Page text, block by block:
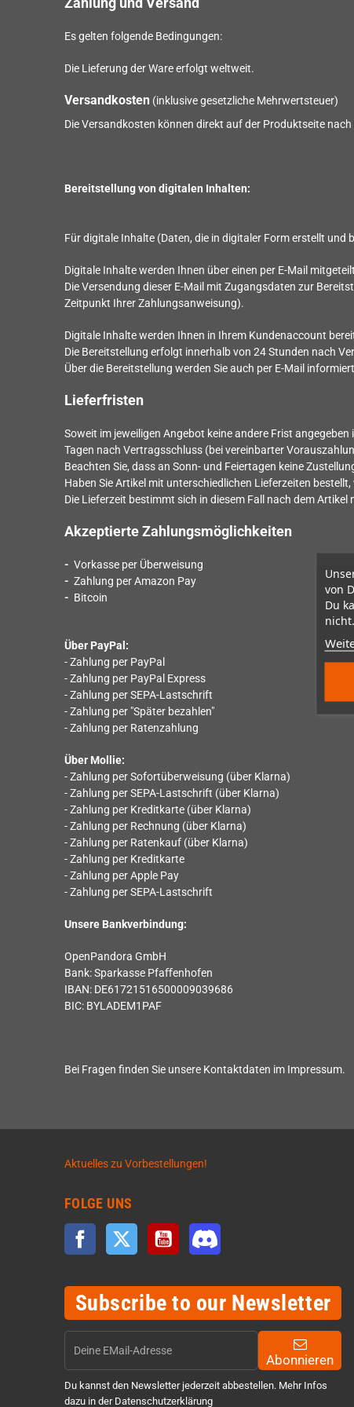
von
Du
nicht.
Es gelten folgende Bedingungen:
Die Lieferung der Ware erfolgt weltweit.
Versandkosten (inklusive gesetzliche Mehrwertsteuer)
Die Versandkosten können direkt auf der Produktseite
Bereitstellung von digitalen Inhalten:
Für digitale Inhalte (Daten, die in digitaler Form erstellt
Digitale Inhalte werden Ihnen über einen per E-Mail
Die Versendung dieser E-Mail mit Zugangsdaten zur
Zeitpunkt Ihrer Zahlungsanweisung).
Digitale Inhalte werden Ihnen in Ihrem Kundenaccount
Die Bereitstellung erfolgt innerhalb von 24Stunden nach
Über die Bereitstellung werden Sie auch per E-Mail
Lieferfristen
Soweit im jeweiligen Angebot keine andere Frist
Tagen nach Vertragsschluss (bei vereinbarter
Beachten Sie, dass an Sonn- und Feiertagen keine
Haben Sie Artikel mit unterschiedlichen Lieferzeiten
Die Lieferzeit bestimmt sich in diesem Fall nach dem
Akzeptierte Zahlungsmöglichkeiten
- Vorkasse per Überweisung
- Zahlung per Amazon Pay
- Bitcoin
Über PayPal:
- Zahlung per PayPal
- Zahlung per PayPal Express
- Zahlung per SEPA-Lastschrift
- Zahlung per "Später bezahlen"
- Zahlung per Ratenzahlung
Über Mollie:
- Zahlung per Sofortüberweisung (über Klarna)
- Zahlung per SEPA-Lastschrift (über Klarna)
- Zahlung per Kreditkarte (über Klarna)
- Zahlung per Rechnung (über Klarna)
- Zahlung per Ratenkauf (über Klarna)
- Zahlung per Kreditkarte
- Zahlung per Apple Pay
- Zahlung per SEPA-Lastschrift
Unsere Bankverbindung:
OpenPandora GmbH
Bank: Sparkasse Pfaﬀenhofen
IBAN: DE61721516500009039686
BIC: BYLADEM1PAF
Bei Fragen finden Sie unsere Kontaktdaten im Impressum.
Aktuelles zu Vorbestellungen!
FOLGE UNS
Facebook Twitter YouTube
Subscribe to our Newsletter
Abonnieren
Du kannst den Newsletter jederzeit abbestellen. Mehr Infos
dazu in der Datenschutzerklärung